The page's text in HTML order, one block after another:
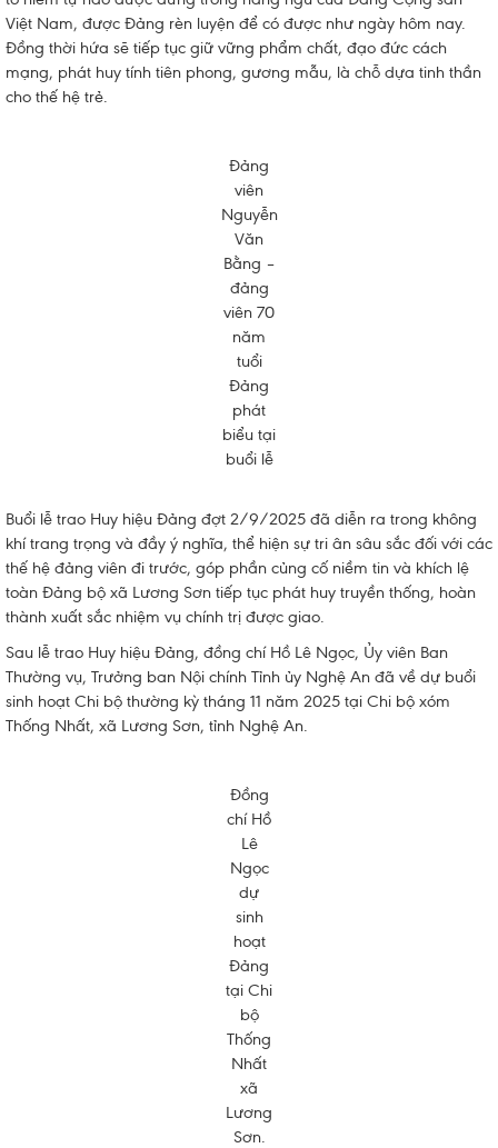
Việt Nam, được Đảng rèn luyện để có được như ngày hôm nay.
Đồng thời hứa sẽ tiếp tục giữ vững phẩm chất, đạo đức cách
mạng, phát huy tính tiên phong, gương mẫu, là chỗ dựa tinh thần
cho thế hệ trẻ.
Đảng
viên
Nguyễn
Văn
Bằng –
đảng
viên 70
năm
tuổi
Đảng
phát
biểu tại
buổi lễ
Buổi lễ trao Huy hiệu Đảng đợt 2/9/2025 đã diễn ra trong không
khí trang trọng và đầy ý nghĩa, thể hiện sự tri ân sâu sắc đối với các
thế hệ đảng viên đi trước, góp phần củng cố niềm tin và khích lệ
toàn Đảng bộ xã Lương Sơn tiếp tục phát huy truyền thống, hoàn
thành xuất sắc nhiệm vụ chính trị được giao.
Sau lễ trao Huy hiệu Đảng, đồng chí Hồ Lê Ngọc, Ủy viên Ban
Thường vụ, Trưởng ban Nội chính Tỉnh ủy Nghệ An đã về dự buổi
sinh hoạt Chi bộ thường kỳ tháng 11 năm 2025 tại Chi bộ xóm
Thống Nhất, xã Lương Sơn, tỉnh Nghệ An.
Đồng
chí Hồ
Lê
Ngọc
dự
sinh
hoạt
Đảng
tại Chi
bộ
Thống
Nhất
xã
Lương
Sơn.